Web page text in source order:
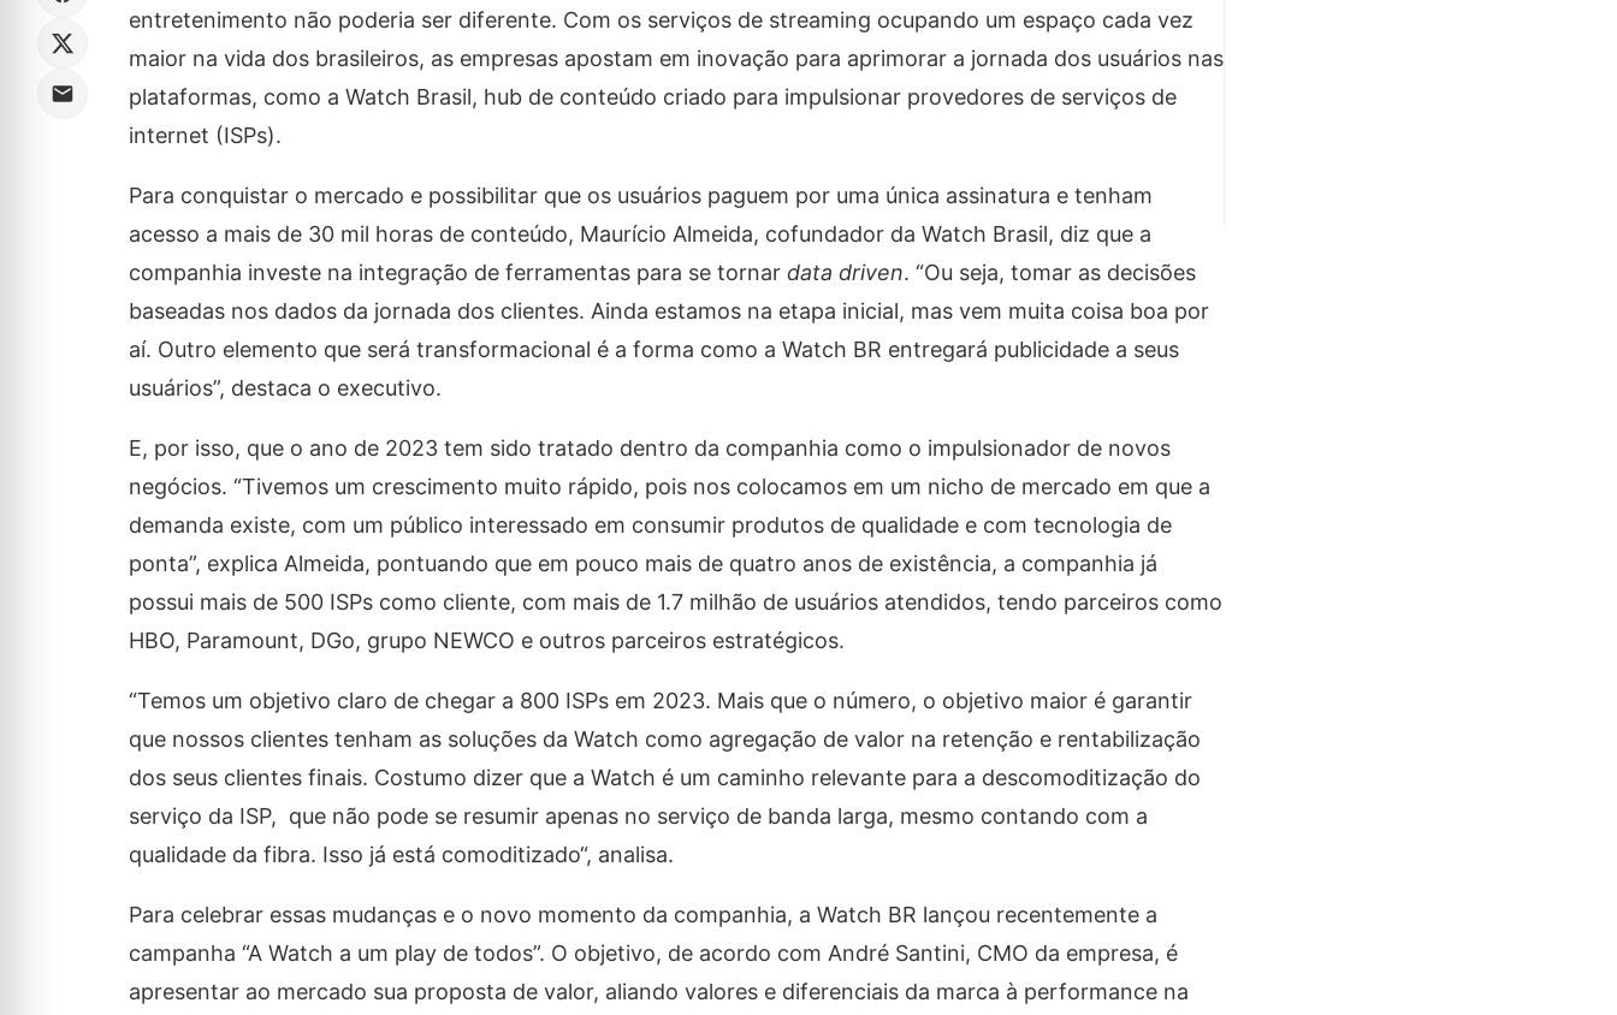
entretenimento não poderia ser diferente. Com os serviços de streaming ocupando um espaço cada vez
maior na vida dos brasileiros, as empresas apostam em inovação para aprimorar a jornada dos usuários nas
plataformas, como a Watch Brasil, hub de conteúdo criado para impulsionar provedores de serviços de
internet (ISPs).
Para conquistar o mercado e possibilitar que os usuários paguem por uma única assinatura e tenham
acesso a mais de 30 mil horas de conteúdo, Maurício Almeida, cofundador da Watch Brasil, diz que a
companhia investe na integração de ferramentas para se tornar data driven. “Ou seja, tomar as decisões
baseadas nos dados da jornada dos clientes. Ainda estamos na etapa inicial, mas vem muita coisa boa por
aí. Outro elemento que será transformacional é a forma como a Watch BR entregará publicidade a seus
usuários”, destaca o executivo.
E, por isso, que o ano de 2023 tem sido tratado dentro da companhia como o impulsionador de novos
negócios. “Tivemos um crescimento muito rápido, pois nos colocamos em um nicho de mercado em que a
demanda existe, com um público interessado em consumir produtos de qualidade e com tecnologia de
ponta”, explica Almeida, pontuando que em pouco mais de quatro anos de existência, a companhia já
possui mais de 500 ISPs como cliente, com mais de 1.7 milhão de usuários atendidos, tendo parceiros como
HBO, Paramount, DGo, grupo NEWCO e outros parceiros estratégicos.
“Temos um objetivo claro de chegar a 800 ISPs em 2023. Mais que o número, o objetivo maior é garantir
que nossos clientes tenham as soluções da Watch como agregação de valor na retenção e rentabilização
dos seus clientes finais. Costumo dizer que a Watch é um caminho relevante para a descomoditização do
serviço da ISP, que não pode se resumir apenas no serviço de banda larga, mesmo contando com a
qualidade da fibra. Isso já está comoditizado“, analisa.
Para celebrar essas mudanças e o novo momento da companhia, a Watch BR lançou recentemente a
campanha “A Watch a um play de todos”. O objetivo, de acordo com André Santini, CMO da empresa, é
apresentar ao mercado sua proposta de valor, aliando valores e diferenciais da marca à performance na